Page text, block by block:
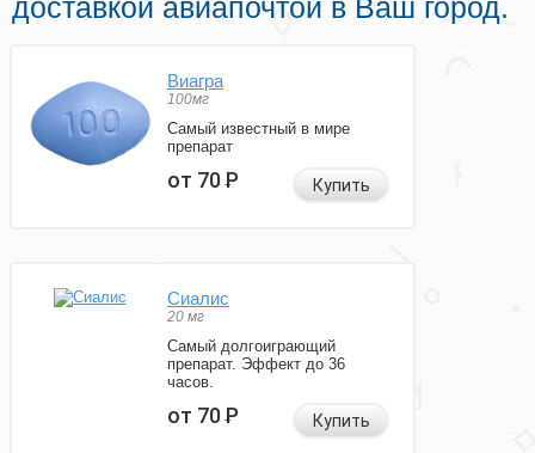
доставкой авиапочтой в Ваш город.
Виагра
100мг
Самый известный в мире
препарат
от 70Р Купить
Сиалис
20 мг
Самый долгоиграющий
препарат. Эффект до 36
часов.
от 70Р Купить